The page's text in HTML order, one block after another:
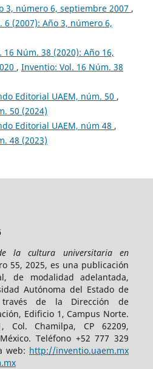
3, número 6, septiembre 2007 ,
(2007): Año 3, número 6,
16 Núm. 38 (2020): Año 16,
, Inventio: Vol. 16 Núm. 38
Editorial UAEM, núm. 50 ,
50 (2024)
Editorial UAEM, núm 48 ,
48 (2023)
la cultura universitaria en
55, 2025, es una publicación
de modalidad adelantada,
Autónoma del Estado de
través de la Dirección de
Edificio 1, Campus Norte.
Col. Chamilpa, CP 62209,
Teléfono +52 777 329
web: http://inventio.uaem.mx